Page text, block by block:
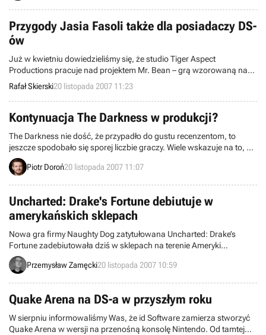
Przygody Jasia Fasoli także dla posiadaczy DS-
ów
Już w kwietniu dowiedzieliśmy się, że studio Tiger Aspect
Productions pracuje nad projektem Mr. Bean – grą wzorowaną na
przygodach gwiazdy srebrnego i szklanego ekranu, Jasia Fasoli.
Wtedy jednak utrzymywano, że tytuł ten ukaże się wyłącznie na
PlayStation 2. Teraz wiemy już, że również Dual Screen dostanie
„swoje”.
Rafał Skierski20 listopada 2007 11:23
Kontynuacja The Darkness w produkcji?
The Darkness nie dość, że przypadło do gustu recenzentom, to
jeszcze spodobało się sporej liczbie graczy. Wiele wskazuje na to, że
wielu z nich będzie miało okazję zagrać w kontynuację przygód
Jackie Estacado. Tak przynajmniej twierdzi Phil Hester z firmy Top
Piotr Doroń20 listopada 2007 11:07
Uncharted: Drake's Fortune debiutuje w
amerykańskich sklepach
Nowa gra firmy Naughty Dog zatytułowana Uncharted: Drake’s
Fortune zadebiutowała dziś w sklepach na terenie Ameryki
Północnej.
Przemysław Zamęcki20 listopada 2007 10:59
Quake Arena na DS-a w przyszłym roku
W sierpniu informowaliśmy Was, że id Software zamierza stworzyć
Quake Arena w wersji na przenośną konsolę Nintendo. Od tamtej